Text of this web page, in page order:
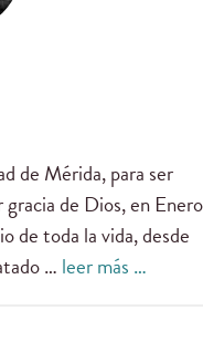
de Mérida, para ser
de Dios, en Enero
de toda la vida, desde
… leer más …